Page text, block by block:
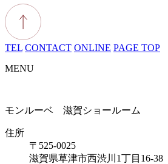
TEL CONTACT ONLINE PAGE TOP
MENU
モンルーベ 滋賀ショールーム
住所
〒525-0025
滋賀県草津市西渋川1丁目16-38